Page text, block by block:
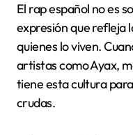
El rap español no es
expresión que refleja
quienes lo viven.
artistas como Ayax,
tiene esta cultura
crudas.